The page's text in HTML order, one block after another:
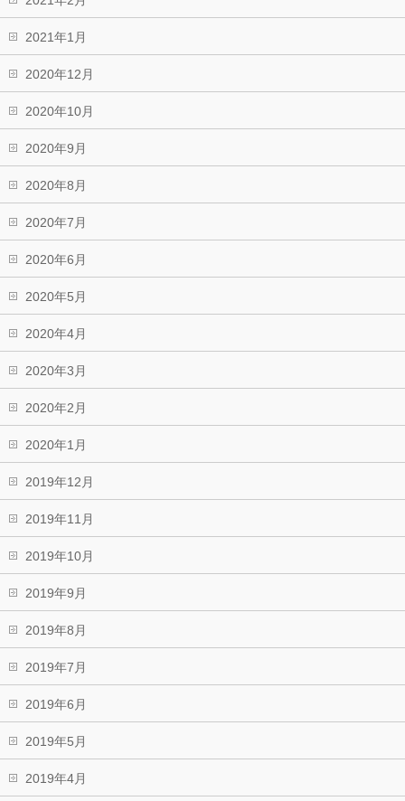
2021年1月
2020年12月
2020年10月
2020年9月
2020年8月
2020年7月
2020年6月
2020年5月
2020年4月
2020年3月
2020年2月
2020年1月
2019年12月
2019年11月
2019年10月
2019年9月
2019年8月
2019年7月
2019年6月
2019年5月
2019年4月